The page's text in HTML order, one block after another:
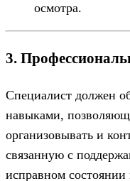
осмотра.
3.
Специалист должен
навыками,
организовывать и
связанную с
исправном состоянии